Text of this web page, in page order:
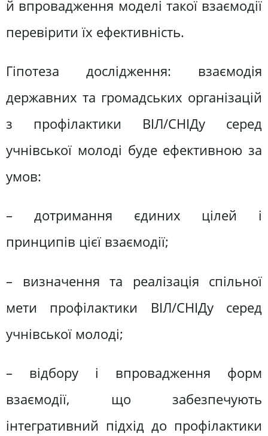
й впровадження моделі такої взаємодії
перевірити їх ефективність.
Гіпотеза дослідження: взаємодія
державних та громадських організацій
з профілактики ВІЛ/СНІДу серед
учнівської молоді буде ефективною за
умов:
– дотримання єдиних цілей і
принципів цієї взаємодії;
– визначення та реалізація спільної
мети профілактики ВІЛ/СНІДу серед
учнівської молоді;
– відбору і впровадження форм
взаємодії, що забезпечують
інтегративний підхід до профілактики